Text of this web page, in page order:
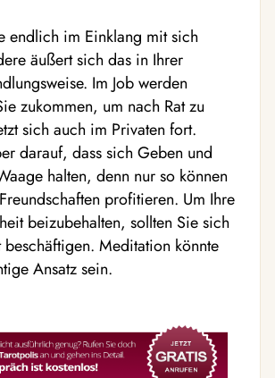
endlich im Einklang mit sich
äußert sich das in Ihrer
Im Job werden
zukommen, um nach Rat zu
sich auch im Privaten fort.
darauf, dass sich Geben und
halten, denn nur so können
profitieren. Um Ihre
beizubehalten, sollten Sie sich
beschäftigen. Meditation könnte
Ansatz sein.